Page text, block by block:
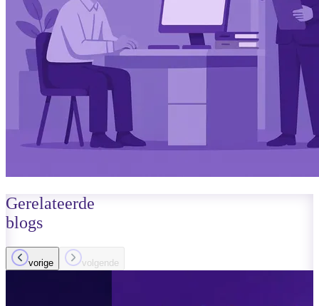
Gerelateerde
blogs
vorige volgende